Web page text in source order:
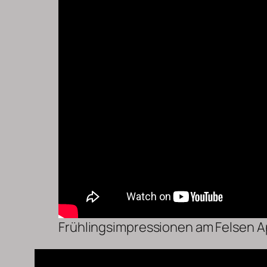
Frühlingsimpressionen am Felsen